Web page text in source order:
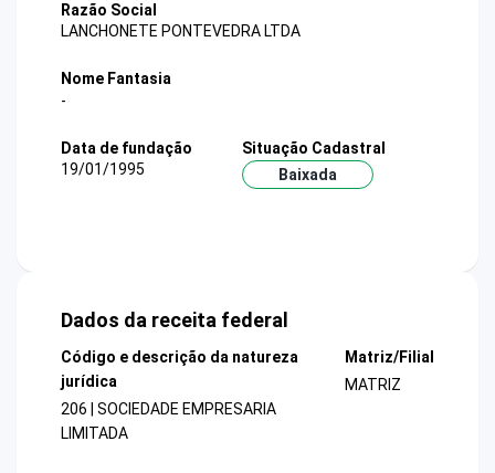
Razão Social
LANCHONETE PONTEVEDRA LTDA
Nome Fantasia
-
Data de fundação
19/01/1995
Situação Cadastral
Baixada
Dados da receita federal
Código e descrição da natureza
jurídica
206 | SOCIEDADE EMPRESARIA
LIMITADA
Matriz/Filial
MATRIZ